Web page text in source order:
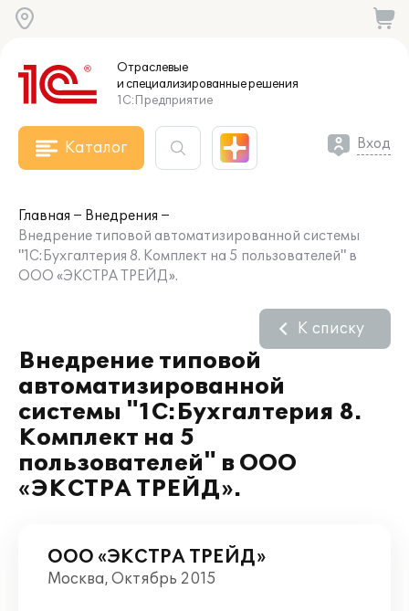
Отраслевые
и специализированныерешения
1С:Предприятие
Каталог Вход
Главная
Внедрения
Внедрение типовой автоматизированной системы
"1С:Бухгалтерия 8. Комплект на 5 пользователей" в
ООО «ЭКСТРА ТРЕЙД».
Внедрение типовой
автоматизированной
системы "1С:Бухгалтерия 8.
Комплект на 5
пользователей" в ООО
«ЭКСТРА ТРЕЙД».
К списку
ООО «ЭКСТРА ТРЕЙД»
Москва, Октябрь 2015